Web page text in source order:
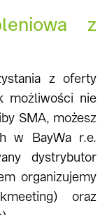
z
z oferty
możliwości nie
SMA, możesz
w BayWa r.e.
dystrybutor
organizujemy
oraz